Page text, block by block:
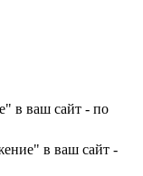
в ваш сайт - по
в ваш сайт -